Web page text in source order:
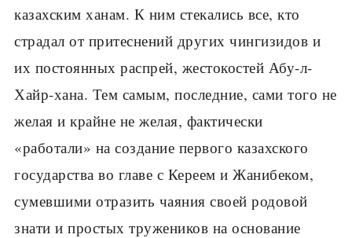
казахским ханам. К ним стекались все, кто
страдал от притеснений других чингизидов и
их постоянных распрей, жестокостей Абу-л-
Хайр-хана. Тем самым, последние, сами того не
желая и крайне не желая, фактически
«работали» на создание первого казахского
государства во главе с Кереем и Жанибеком,
сумевшими отразить чаяния своей родовой
знати и простых тружеников на основание